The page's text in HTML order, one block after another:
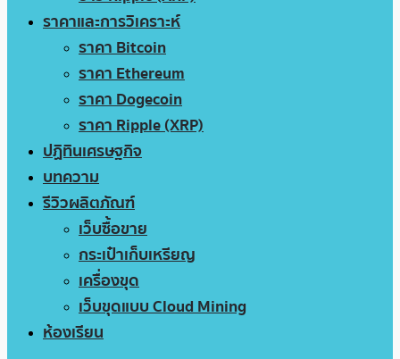
ราคาและการวิเคราะห์
ราคา Bitcoin
ราคา Ethereum
ราคา Dogecoin
ราคา Ripple (XRP)
ปฏิทินเศรษฐกิจ
บทความ
รีวิวผลิตภัณฑ์
เว็บซื้อขาย
กระเป๋าเก็บเหรียญ
เครื่องขุด
เว็บขุดแบบ Cloud Mining
ห้องเรียน